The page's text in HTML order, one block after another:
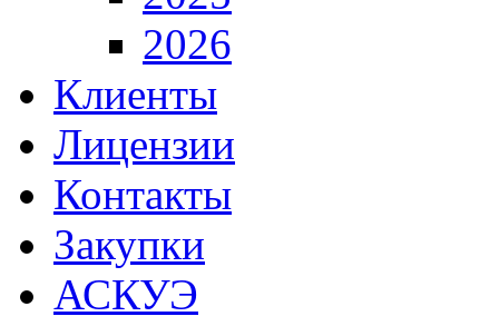
2026
Клиенты
Лицензии
Контакты
Закупки
АСКУЭ